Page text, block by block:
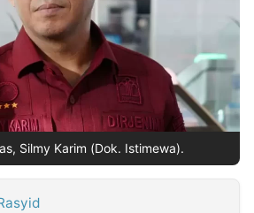
Silmy Karim (Dok. Istimewa).